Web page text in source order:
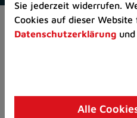
(Schnelltaste
M)
Zur
8)
Aktuelles
Sie jederzeit widerrufen.
Cookies auf dieser
Datenschutzerklärung
Alle